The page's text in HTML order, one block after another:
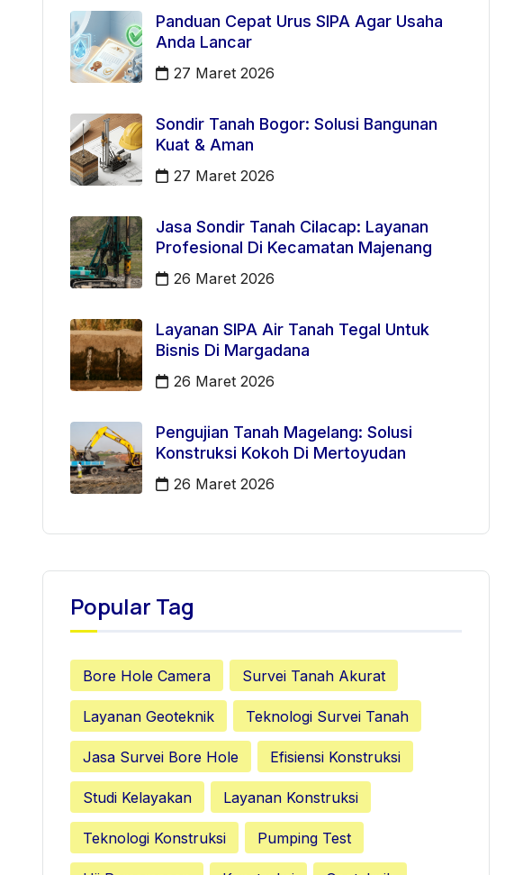
Panduan Cepat Urus SIPA Agar Usaha
Anda Lancar
27 Maret 2026
Sondir Tanah Bogor: Solusi Bangunan
Kuat & Aman
27 Maret 2026
Jasa Sondir Tanah Cilacap: Layanan
Profesional Di Kecamatan Majenang
26 Maret 2026
Layanan SIPA Air Tanah Tegal Untuk
Bisnis Di Margadana
26 Maret 2026
Pengujian Tanah Magelang: Solusi
Konstruksi Kokoh Di Mertoyudan
26 Maret 2026
Popular Tag
Bore Hole Camera Survei Tanah Akurat
Layanan Geoteknik Teknologi Survei Tanah
Jasa Survei Bore Hole Efisiensi Konstruksi
Studi Kelayakan Layanan Konstruksi
Teknologi Konstruksi Pumping Test